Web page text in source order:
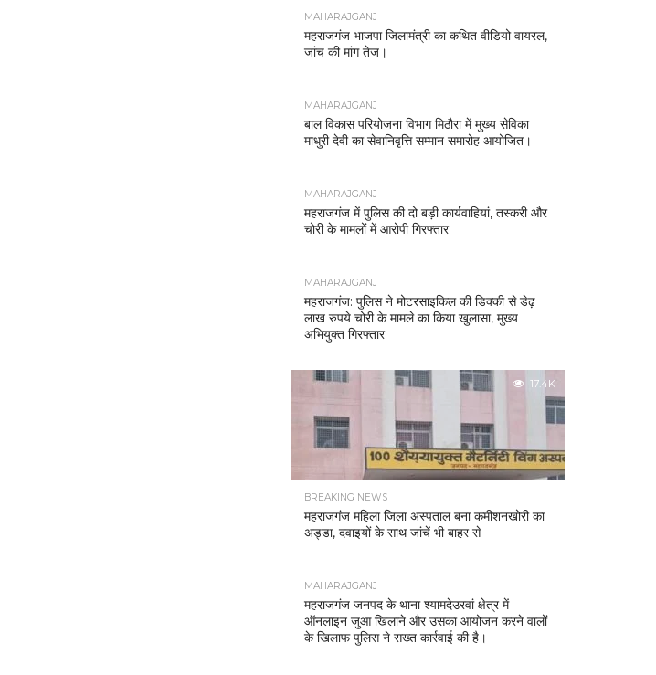
MAHARAJGANJ
महराजगंज भाजपा जिलामंत्री का कथित वीडियो वायरल,
जांच की मांग तेज।
MAHARAJGANJ
बाल विकास परियोजना विभाग मिठौरा में मुख्य सेविका
माधुरी देवी का सेवानिवृत्ति सम्मान समारोह आयोजित।
MAHARAJGANJ
महराजगंज में पुलिस की दो बड़ी कार्यवाहियां, तस्करी और
चोरी के मामलों में आरोपी गिरफ्तार
MAHARAJGANJ
महराजगंज: पुलिस ने मोटरसाइकिल की डिक्की से डेढ़
लाख रुपये चोरी के मामले का किया खुलासा, मुख्य
अभियुक्त गिरफ्तार
17.4K
BREAKING NEWS
महराजगंज महिला जिला अस्पताल बना कमीशनखोरी का
अड्डा, दवाइयों के साथ जांचें भी बाहर से
MAHARAJGANJ
महराजगंज जनपद के थाना श्यामदेउरवां क्षेत्र में
ऑनलाइन जुआ खिलाने और उसका आयोजन करने वालों
के खिलाफ पुलिस ने सख्त कार्रवाई की है।